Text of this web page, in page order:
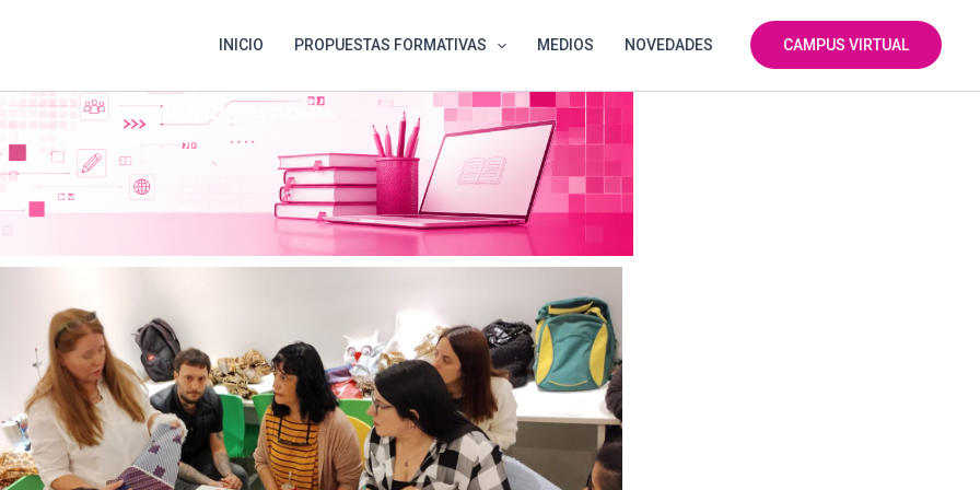
INICIO PROPUESTAS FORMATIVAS MEDIOS NOVEDADES CAMPUS VIRTUAL
NOTICIA DESTACADA